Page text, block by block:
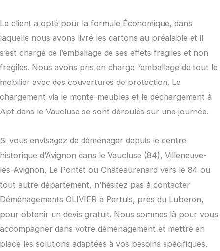
Le client a opté pour la formule Économique, dans
laquelle nous avons livré les cartons au préalable et il
s’est chargé de l’emballage de ses effets fragiles et non
fragiles. Nous avons pris en charge l’emballage de tout le
mobilier avec des couvertures de protection. Le
chargement via le monte-meubles et le déchargement à
Apt dans le Vaucluse se sont déroulés sur une journée.
Si vous envisagez de déménager depuis le centre
historique d’Avignon dans le Vaucluse (84), Villeneuve-
lès-Avignon, Le Pontet ou Châteaurenard vers le 84 ou
tout autre département, n’hésitez pas à contacter
Déménagements OLIVIER à Pertuis, près du Luberon,
pour obtenir un devis gratuit. Nous sommes là pour vous
accompagner dans votre déménagement et mettre en
place les solutions adaptées à vos besoins spécifiques.